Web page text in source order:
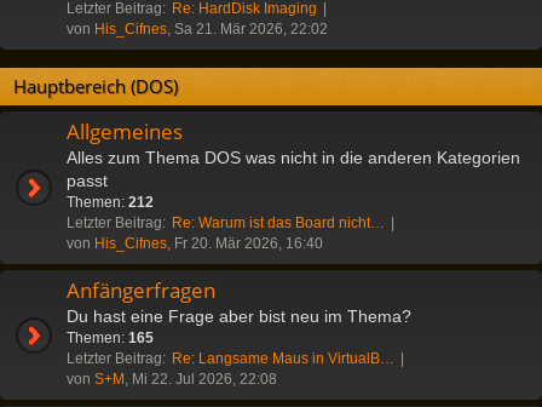
Letzter Beitrag: Re: HardDisk Imaging
von His_Cifnes, Sa 21. Mär 2026, 22:02
Hauptbereich (DOS)
Allgemeines
Alles zum Thema DOS was nicht in die anderen Kategorien
passt
Themen: 212
Letzter Beitrag: Re: Warum ist das Board nicht…
von His_Cifnes, Fr 20. Mär 2026, 16:40
Anfängerfragen
Du hast eine Frage aber bist neu im Thema?
Themen: 165
Letzter Beitrag: Re: Langsame Maus in VirtualB…
von S+M , Mi 22. Jul 2026, 22:08